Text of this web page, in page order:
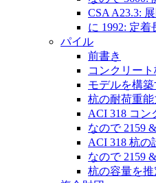
CSA A23.3:
に 1992: 定
パイル
前書き
コンクリー
モデルを構築
杭の耐荷重能
ACI 318 コン
なので 2159
ACI 318 杭の
なので 2159
杭の容量を